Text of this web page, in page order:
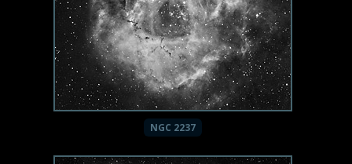
NGC 2237